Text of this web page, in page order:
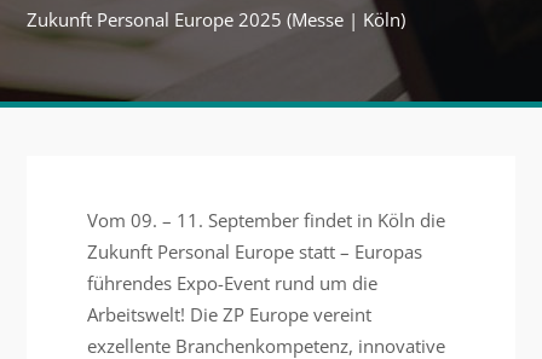
Zukunft Personal Europe 2025 (Messe | Köln)
Vom 09. – 11. September findet in Köln die
Zukunft Personal Europe statt – Europas
führendes Expo-Event rund um die
Arbeitswelt! Die ZP Europe vereint
exzellente Branchenkompetenz, innovative